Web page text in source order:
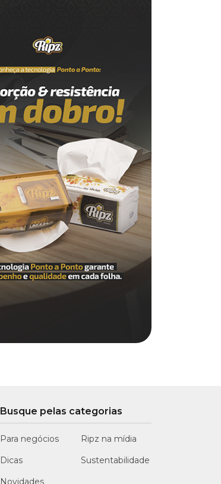
Busque pelas categorias
Para negócios
Dicas
Novidades
Ripz na mídia
Sustentabilidade